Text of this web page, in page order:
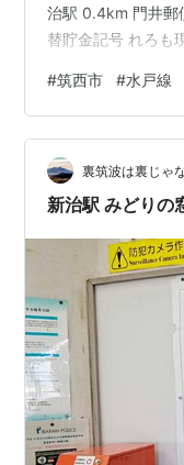
治駅 0.4km 門井郵
替貯金記号 れろも
村・大國村・古里
どい)郵便局(五等)
三等郵便局に改定
始。1902年(明治
#筑西市 #水戸線
裏筑波は裏じゃ
新治駅 みどりの